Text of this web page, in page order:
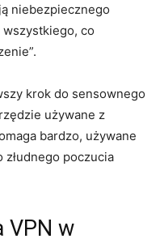
niebezpiecznego
wszystkiego, co
krok do sensownego
używane z
bardzo, używane
złudnego poczucia
VPN w